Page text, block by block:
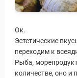
Ок.
Эстетические
переходим к
Рыба,
количестве, оно и